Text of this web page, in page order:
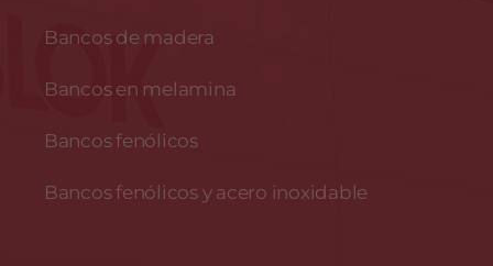
Bancos de madera
Bancos en melamina
Bancos fenólicos
Bancos fenólicos y acero inoxidable